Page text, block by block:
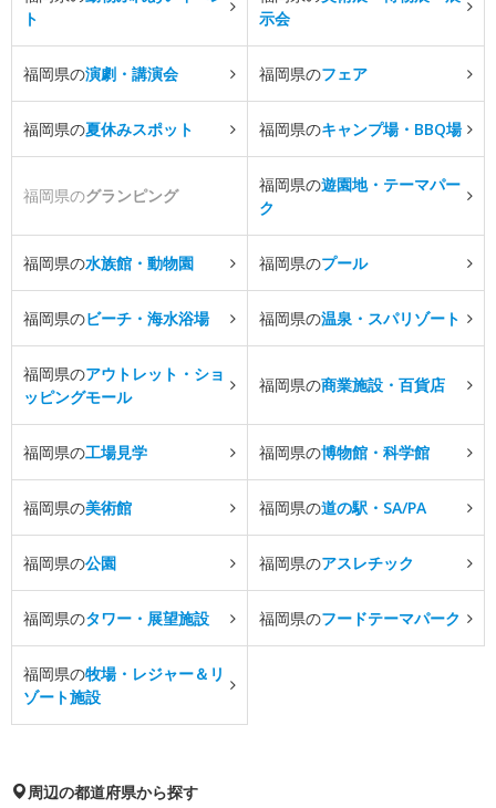
ト
示会
福岡県の演劇・講演会 福岡県のフェア
福岡県の夏休みスポット 福岡県のキャンプ場・BBQ場
福岡県のグランピング
福岡県の遊園地・テーマパー
ク
福岡県の水族館・動物園 福岡県のプール
福岡県のビーチ・海水浴場 福岡県の温泉・スパリゾート
福岡県のアウトレット・ショ
ッピングモール
福岡県の商業施設・百貨店
福岡県の工場見学 福岡県の博物館・科学館
福岡県の美術館 福岡県の道の駅・SA/PA
福岡県の公園 福岡県のアスレチック
福岡県のタワー・展望施設 福岡県のフードテーマパーク
福岡県の牧場・レジャー＆リ
ゾート施設
周辺の都道府県から探す